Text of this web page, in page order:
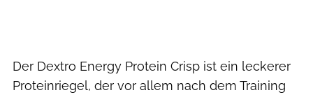
Der Dextro Energy Protein Crisp ist ein leckerer
Proteinriegel, der vor allem nach dem Training